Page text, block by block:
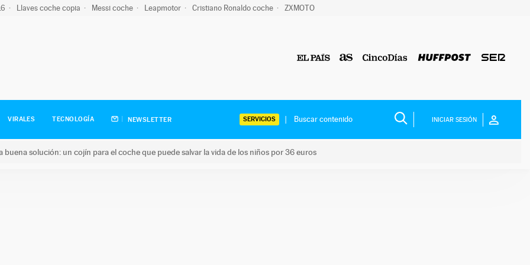
Llaves coche copia Messi coche Leapmotor Cristiano Ronaldo coche ZXMOTO
VIRALES TECNOLOGÍA NEWSLETTER SERVICIOS INICIAR SESIÓN
buena solución: un cojín para el coche que puede salvar la vida de los niños por 36 euros